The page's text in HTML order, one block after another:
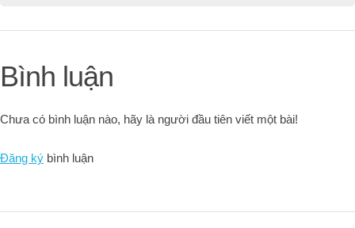
Bình luận
Chưa có bình luận nào, hãy là người đầu tiên viết một bài!
Đăng ký bình luận